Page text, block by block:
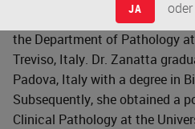
JA oder
Dr. Lucia Zanatta is the head
the Department of Pathology
Treviso, Italy. Dr. Zanatta
Padova, Italy with a degree in
Subsequently, she obtained a
Clinical Pathology at the